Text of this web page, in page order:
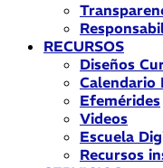
RECURSOS
Diseños
Calendario
Efemérides
Videos
Escuela
Recursos